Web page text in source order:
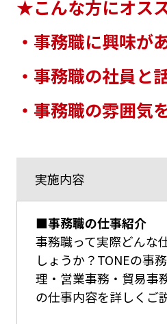
★こんな方にオス
・事務職に興味が
・事務職の社員と
・事務職の雰囲気
実施内容
■事務職の仕事紹介
事務職って実際どんな
しょうか？TONEの事
理・営業事務・貿易事
の仕事内容を詳しくご